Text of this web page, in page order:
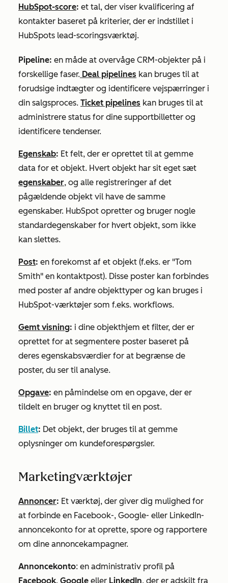
HubSpot-score: et tal, der viser kvalificering af
kontakter baseret på kriterier, der er indstillet i
HubSpots lead-scoringsværktøj.
Pipeline: en måde at overvåge CRM-objekter på i
forskellige faser. Deal pipelines kan bruges til at
forudsige indtægter og identificere vejspærringer i
din salgsproces. Ticket pipelines kan bruges til at
administrere status for dine supportbilletter og
identificere tendenser.
Egenskab: Et felt, der er oprettet til at gemme
data for et objekt. Hvert objekt har sit eget sæt
egenskaber, og alle registreringer af det
pågældende objekt vil have de samme
egenskaber. HubSpot opretter og bruger nogle
standardegenskaber for hvert objekt, som ikke
kan slettes.
Post: en forekomst af et objekt (f.eks. er "Tom
Smith" en kontaktpost). Disse poster kan forbindes
med poster af andre objekttyper og kan bruges i
HubSpot-værktøjer som f.eks. workflows.
Gemt visning: i dine objekthjem et filter, der er
oprettet for at segmentere poster baseret på
deres egenskabsværdier for at begrænse de
poster, du ser til analyse.
Opgave: en påmindelse om en opgave, der er
tildelt en bruger og knyttet til en post.
Billet: Det objekt, der bruges til at gemme
oplysninger om kundeforespørgsler.
Marketingværktøjer
Annoncer: Et værktøj, der giver dig mulighed for
at forbinde en Facebook-, Google- eller LinkedIn-
annoncekonto for at oprette, spore og rapportere
om dine annoncekampagner.
Annoncekonto: en administrativ profil på
Facebook, Google eller LinkedIn, der er adskilt fra